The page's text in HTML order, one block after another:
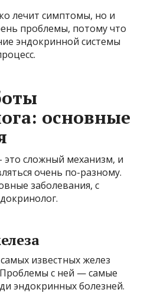
лечит симптомы, но и
проблемы, потому что
эндокринной системы
основные
это сложный механизм, и
очень по-разному.
заболевания, с
известных желез
с ней — самые
эндокринных болезней.